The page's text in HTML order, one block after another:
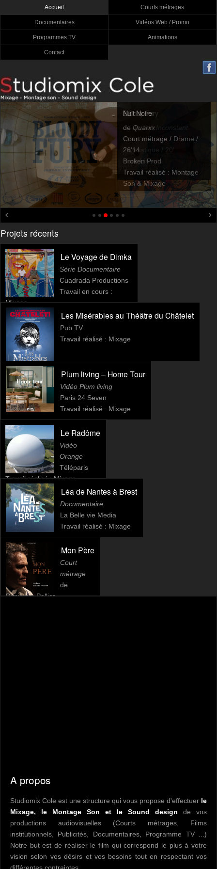
Accueil Courts métrages
Documentaires Vidéos Web / Promo
Programmes TV Animations
Contact
Bloody Fury
de Jordan Inconstant
Court métrage /
Fantastique / 20'
Tirak Line
Travail réalisé : Mixage
Nuit Noire
de Quarxx
Court métrage / Drame /
26'14
Broken Prod
Travail réalisé : Montage
Son & Mixage
Projets récents
Le Voyage de Dimka
Série Documentaire
Cuadrada Productions
Travail en cours :
Mixage
Les Misérables au Théâtre du Châtelet
Pub TV
Travail réalisé : Mixage
Plum living – Home Tour
Vidéo Plum living
Paris 24 Seven
Travail réalisé : Mixage
Le Radôme
Vidéo
Orange
Téléparis
Travail réalisé : Mixage
Léa de Nantes à Brest
Documentaire
La Belle vie Media
Travail réalisé : Mixage
Mon Père
Court
métrage
de
Benjamin Pallier
A propos
Studiomix Cole est une structure qui vous propose d'effectuer le
Mixage, le Montage Son et le Sound design de vos
productions audiovisuelles (Courts métrages, Films
institutionnels, Publicités, Documentaires, Programme TV ...)
Notre but est de réaliser le film qui correspond le plus à votre
vision selon vos désirs et vos besoins tout en respectant vos